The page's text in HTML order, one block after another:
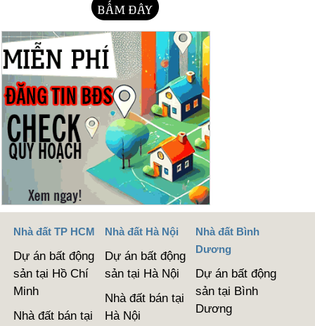
Nhà đất TP HCM
Dự án bất động
sản tại Hồ Chí
Minh
Nhà đất bán tại
Nhà đất Hà Nội
Dự án bất động
sản tại Hà Nội
Nhà đất bán tại
Hà Nội
Nhà đất Bình
Dương
Dự án bất động
sản tại Bình
Dương